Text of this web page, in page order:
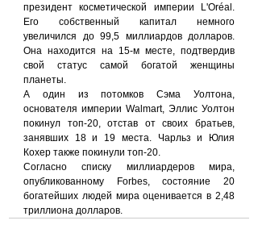
президент косметической империи L'Oréal.
Его собственный капитал немного
увеличился до 99,5 миллиардов долларов.
Она находится на 15-м месте, подтвердив
свой статус самой богатой женщины
планеты.
А один из потомков Сэма Уолтона,
основателя империи Walmart, Эллис Уолтон
покинул топ-20, отстав от своих братьев,
занявших 18 и 19 места. Чарльз и Юлия
Кохер также покинули топ-20.
Согласно списку миллиардеров мира,
опубликованному Forbes, состояние 20
богатейших людей мира оценивается в 2,48
триллиона долларов.